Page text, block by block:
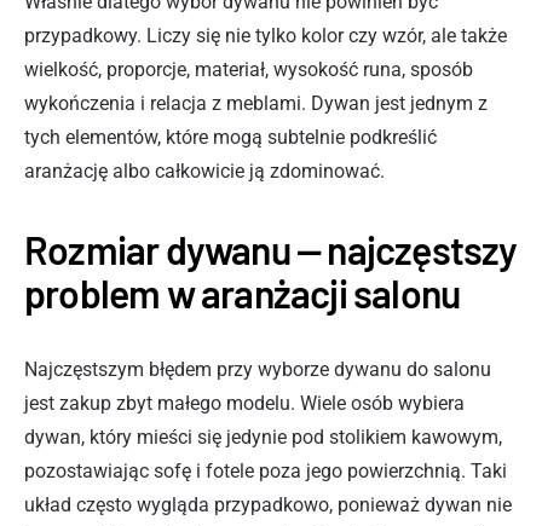
przypadkowy. Liczy się nie tylko kolor czy wzór, ale także
wielkość, proporcje, materiał, wysokość runa, sposób
wykończenia i relacja z meblami. Dywan jest jednym z
tych elementów, które mogą subtelnie podkreślić
aranżację albo całkowicie ją zdominować.
Rozmiar dywanu — najczęstszy
problem w aranżacji salonu
Najczęstszym błędem przy wyborze dywanu do salonu
jest zakup zbyt małego modelu. Wiele osób wybiera
dywan, który mieści się jedynie pod stolikiem kawowym,
pozostawiając sofę i fotele poza jego powierzchnią. Taki
układ często wygląda przypadkowo, ponieważ dywan nie